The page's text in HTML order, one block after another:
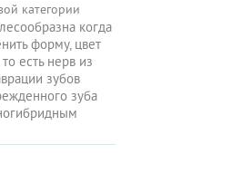
категории
когда
форму, цвет
есть нерв из
зубов
зуба